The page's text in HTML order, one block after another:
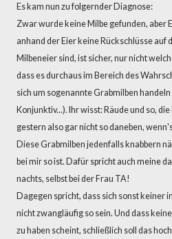
Es kam nun zu folgernder Diagnose:
Zwar wurde keine Milbe gefunden, aber
anhand der Eier keine Rückschlüsse auf
Milbeneier sind, ist sicher, nur nicht
dass es durchaus im Bereich des
sich um sogenannte Grabmilben
Konjunktiv...). Ihr wisst: Räude und so,
gestern also gar nicht so daneben,
Diese Grabmilben jedenfalls knabbern
bei mir so ist. Dafür spricht auch meine
nachts, selbst bei der Frau TA!
Dagegen spricht, dass sich sonst keiner
nicht zwangläufig so sein. Und dass
zu haben scheint, schließlich soll das